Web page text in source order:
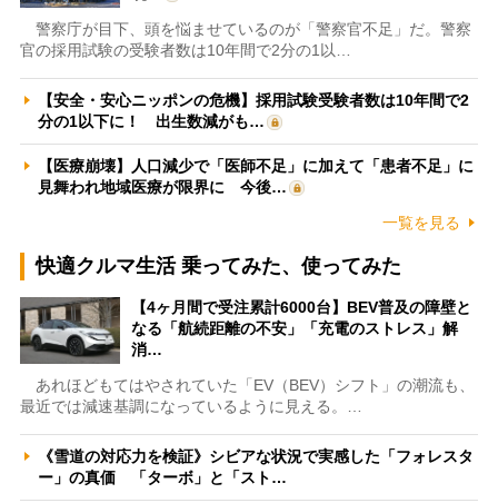
警察庁が目下、頭を悩ませているのが「警察官不足」だ。警察
官の採用試験の受験者数は10年間で2分の1以…
【安全・安心ニッポンの危機】採用試験受験者数は10年間で2
分の1以下に！ 出生数減がも…
【医療崩壊】人口減少で「医師不足」に加えて「患者不足」に
見舞われ地域医療が限界に 今後…
一覧を見る
快適クルマ生活 乗ってみた、使ってみた
【4ヶ月間で受注累計6000台】BEV普及の障壁と
なる「航続距離の不安」「充電のストレス」解
消…
あれほどもてはやされていた「EV（BEV）シフト」の潮流も、
最近では減速基調になっているように見える。…
《雪道の対応力を検証》シビアな状況で実感した「フォレスタ
ー」の真価 「ターボ」と「スト…